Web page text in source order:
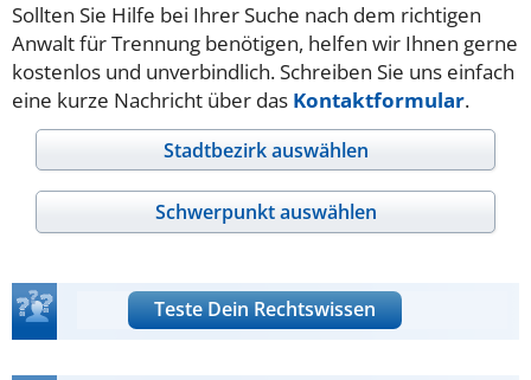
Sollten Sie Hilfe bei Ihrer Suche nach dem richtigen
Anwalt für Trennung benötigen, helfen wir Ihnen gerne
kostenlos und unverbindlich. Schreiben Sie uns einfach
eine kurze Nachricht über das Kontaktformular.
Stadtbezirk auswählen
Schwerpunkt auswählen
Teste Dein Rechtswissen